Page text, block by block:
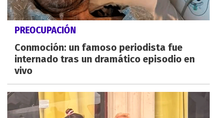
PREOCUPACIÓN
Conmoción: un famoso periodista fue
internado tras un dramático episodio en
vivo